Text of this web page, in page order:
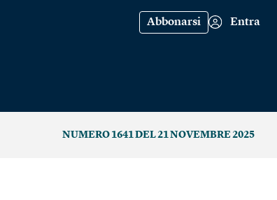
Abbonarsi Entra
NUMERO 1641 DEL 21 NOVEMBRE 2025